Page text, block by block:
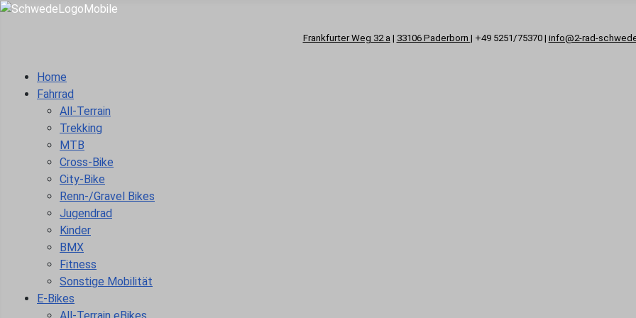
Frankfurter Weg 32 a | 33106 Paderborn | +49 5251/75370 | info@2-rad-
Home
Fahrrad
All-Terrain
Trekking
MTB
Cross-Bike
City-Bike
Renn-/Gravel Bikes
Jugendrad
Kinder
BMX
Fitness
Sonstige Mobilität
E-Bikes